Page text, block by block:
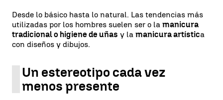
Desde lo básico hasta lo natural. Las tendencias más
utilizadas por los hombres suelen ser o la manicura
tradicional o higiene de uñas y la manicura artística
con diseños y dibujos.
Un estereotipo cada vez
menos presente